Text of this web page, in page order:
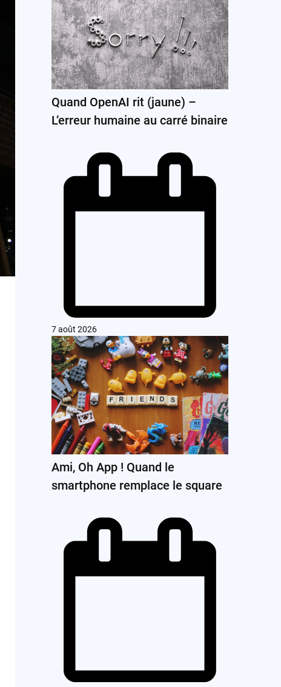
Quand OpenAI rit (jaune) –
L’erreur humaine au carré binaire
7 août 2026
Ami, Oh App ! Quand le
smartphone remplace le square